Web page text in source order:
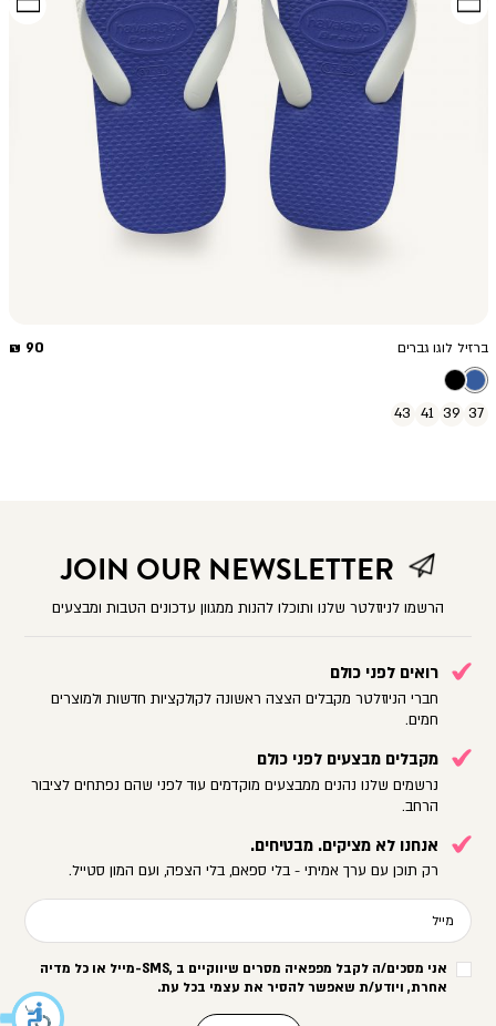
ברזיל לוגו גברים
מחיר
90 ₪
37
39
41
43
JOIN OUR NEWSLETTER
הרשמו לניוזלטר שלנו ותוכלו להנות ממגוון עדכונים הטבות ומבצעים
רואים לפני כולם
חברי הניוזלטר מקבלים הצצה ראשונה לקולקציות חדשות ולמוצרים
חמים.
מקבלים מבצעים לפני כולם
נרשמים שלנו נהנים ממבצעים מוקדמים עוד לפני שהם נפתחים לציבור
הרחב.
אנחנו לא מציקים. מבטיחים.
רק תוכן עם ערך אמיתי - בלי ספאם, בלי הצפה, ועם המון סטייל.
מייל
אני מסכים/ה לקבל מפפאיה מסרים שיווקיים ב -SMS,מייל או כל מדיה
אחרת, ויודע/ת שאפשר להסיר את עצמי בכל עת.